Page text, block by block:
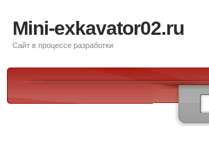
Mini-exkavator02.ru
Сайт в процессе разработки